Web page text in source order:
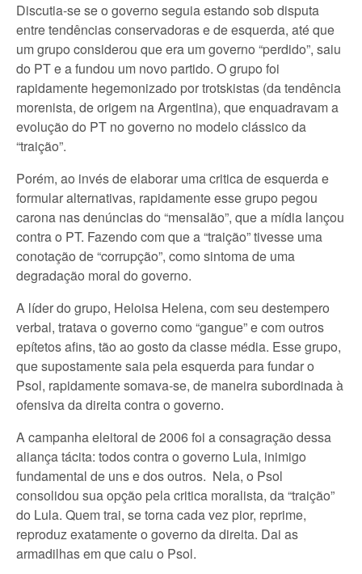
Discutia-se se o governo seguia estando sob disputa
entre tendências conservadoras e de esquerda, até que
um grupo considerou que era um governo “perdido”, saiu
do PT e a fundou um novo partido. O grupo foi
rapidamente hegemonizado por trotskistas (da tendência
morenista, de origem na Argentina), que enquadravam a
evolução do PT no governo no modelo clássico da
“traição”.
Porém, ao invés de elaborar uma critica de esquerda e
formular alternativas, rapidamente esse grupo pegou
carona nas denúncias do “mensalão”, que a mídia lançou
contra o PT. Fazendo com que a “traição” tivesse uma
conotação de “corrupção”, como sintoma de uma
degradação moral do governo.
A líder do grupo, Heloisa Helena, com seu destempero
verbal, tratava o governo como “gangue” e com outros
epítetos afins, tão ao gosto da classe média. Esse grupo,
que supostamente saia pela esquerda para fundar o
Psol, rapidamente somava-se, de maneira subordinada à
ofensiva da direita contra o governo.
A campanha eleitoral de 2006 foi a consagração dessa
aliança tácita: todos contra o governo Lula, inimigo
fundamental de uns e dos outros. Nela, o Psol
consolidou sua opção pela critica moralista, da “traição”
do Lula. Quem trai, se torna cada vez pior, reprime,
reproduz exatamente o governo da direita. Dai as
armadilhas em que caiu o Psol.